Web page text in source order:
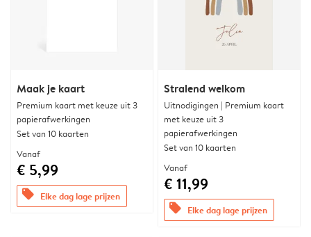
Maak je kaart
Premium kaart met keuze uit 3
papierafwerkingen
Set van 10 kaarten
Vanaf
€ 5,99
offers Elke dag lage prijzen
Stralend welkom
Uitnodigingen | Premium kaart
met keuze uit 3
papierafwerkingen
Set van 10 kaarten
Vanaf
€ 11,99
offers Elke dag lage prijzen